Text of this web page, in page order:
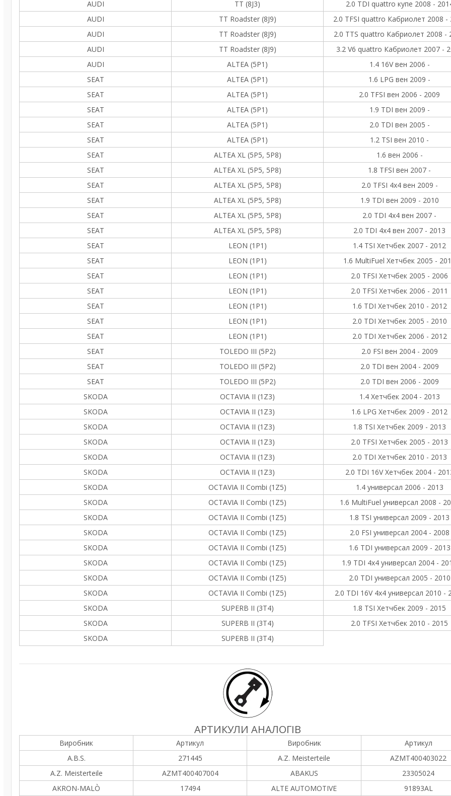
AUDI
TT (8J3)
2.0 TDI quattro купе 2008 -
AUDI
TT Roadster (8J9)
2.0 TFSI quattro Кабриолет 2008 -
AUDI
TT Roadster (8J9)
2.0 TTS quattro Кабриолет 2008 -
AUDI
TT Roadster (8J9)
3.2 V6 quattro Кабриолет 2007 -
AUDI
ALTEA (5P1)
1.4 16V вен 2006 -
SEAT
ALTEA (5P1)
1.6 LPG вен 2009 -
SEAT
ALTEA (5P1)
2.0 TFSI вен 2006 - 2009
SEAT
ALTEA (5P1)
1.9 TDI вен 2009 -
SEAT
ALTEA (5P1)
2.0 TDI вен 2005 -
SEAT
ALTEA (5P1)
1.2 TSI вен 2010 -
SEAT
ALTEA XL (5P5, 5P8)
1.6 вен 2006 -
SEAT
ALTEA XL (5P5, 5P8)
1.8 TFSI вен 2007 -
SEAT
ALTEA XL (5P5, 5P8)
2.0 TFSI 4x4 вен 2009 -
SEAT
ALTEA XL (5P5, 5P8)
1.9 TDI вен 2009 - 2010
SEAT
ALTEA XL (5P5, 5P8)
2.0 TDI 4x4 вен 2007 -
SEAT
ALTEA XL (5P5, 5P8)
2.0 TDI 4x4 вен 2007 - 2013
SEAT
LEON (1P1)
1.4 TSI Хетчбек 2007 - 2012
SEAT
LEON (1P1)
1.6 MultiFuel Хетчбек 2005 -
SEAT
LEON (1P1)
2.0 TFSI Хетчбек 2005 - 2006
SEAT
LEON (1P1)
2.0 TFSI Хетчбек 2006 - 2011
SEAT
LEON (1P1)
1.6 TDI Хетчбек 2010 - 2012
SEAT
LEON (1P1)
2.0 TDI Хетчбек 2005 - 2010
SEAT
LEON (1P1)
2.0 TDI Хетчбек 2006 - 2012
SEAT
TOLEDO III (5P2)
2.0 FSI вен 2004 - 2009
SEAT
TOLEDO III (5P2)
2.0 TDI вен 2004 - 2009
SEAT
TOLEDO III (5P2)
2.0 TDI вен 2006 - 2009
SKODA
OCTAVIA II (1Z3)
1.4 Хетчбек 2004 - 2013
SKODA
OCTAVIA II (1Z3)
1.6 LPG Хетчбек 2009 - 2012
SKODA
OCTAVIA II (1Z3)
1.8 TSI Хетчбек 2009 - 2013
SKODA
OCTAVIA II (1Z3)
2.0 TFSI Хетчбек 2005 - 2013
SKODA
OCTAVIA II (1Z3)
2.0 TDI Хетчбек 2010 - 2013
SKODA
OCTAVIA II (1Z3)
2.0 TDI 16V Хетчбек 2004 -
SKODA
OCTAVIA II Combi (1Z5)
1.4 универсал 2006 - 2013
SKODA
OCTAVIA II Combi (1Z5)
1.6 MultiFuel универсал 2008 -
SKODA
OCTAVIA II Combi (1Z5)
1.8 TSI универсал 2009 - 2013
SKODA
OCTAVIA II Combi (1Z5)
2.0 FSI универсал 2004 - 2008
SKODA
OCTAVIA II Combi (1Z5)
1.6 TDI универсал 2009 - 2013
SKODA
OCTAVIA II Combi (1Z5)
1.9 TDI 4x4 универсал 2004 -
SKODA
OCTAVIA II Combi (1Z5)
2.0 TDI универсал 2005 - 2010
SKODA
OCTAVIA II Combi (1Z5)
2.0 TDI 16V 4x4 универсал 2010 -
SKODA
SUPERB II (3T4)
1.8 TSI Хетчбек 2009 - 2015
SKODA
SUPERB II (3T4)
2.0 TFSI Хетчбек 2010 - 2015
SKODA
SUPERB II (3T4)
АРТИКУЛИ АНАЛОГІВ
Виробник Артикул Виробник
Артикул
A.B.S.
271445 A.Z. Meisterteile
AZMT400403022
A.Z. Meisterteile
AZMT400407004 ABAKUS
23305024
AKRON-MALÒ
17494 ALTE AUTOMOTIVE 91893AL